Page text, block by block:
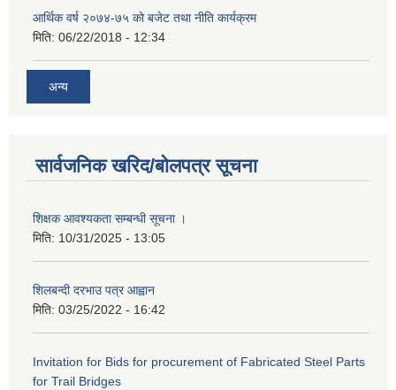
आर्थिक वर्ष २०७४-७५ को बजेट तथा नीति कार्यक्रम
मिति: 06/22/2018 - 12:34
अन्य
सार्वजनिक खरिद/बोलपत्र सूचना
शिक्षक आवश्यकता सम्बन्धी सूचना ।
मिति: 10/31/2025 - 13:05
शिलबन्दी दरभाउ पत्र आह्वान
मिति: 03/25/2022 - 16:42
Invitation for Bids for procurement of Fabricated Steel Parts
for Trail Bridges